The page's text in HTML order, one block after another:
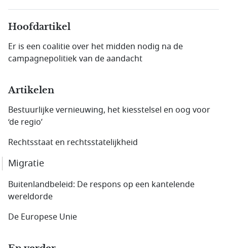
Hoofdartikel
Er is een coalitie over het midden nodig na de
campagnepolitiek van de aandacht
Artikelen
Bestuurlijke vernieuwing, het kiesstelsel en oog voor
‘de regio’
Rechtsstaat en rechtsstatelijkheid
Migratie
Buitenlandbeleid: De respons op een kantelende
wereldorde
De Europese Unie